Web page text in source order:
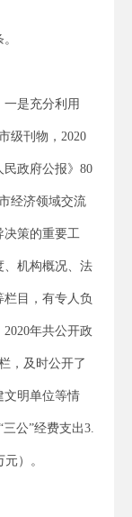
一是充分利用
级刊物， 2020
政府公报》 80
经济领域交流
策的重要工
、机构概况、法
目，有专人负
2020年共公开政
，及时公开了
文明单位等情
三公”经费支出3.
元）。